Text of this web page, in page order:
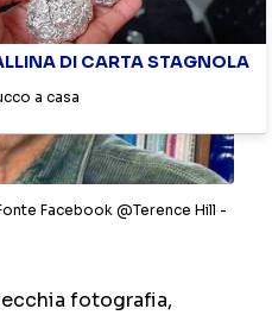
Facebook @Terence Hill -
fotografia,
DI CARTA STAGNOLA
a casa